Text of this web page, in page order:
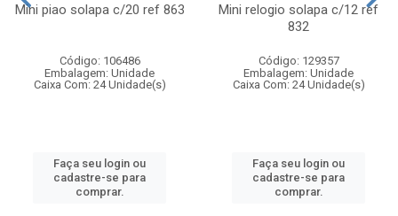
Mini piao solapa c/20 ref 863
Código: 106486
Embalagem: Unidade
Caixa Com: 24 Unidade(s)
Faça seu login ou
cadastre-se para
comprar.
Mini relogio solapa c/12 ref
832
Código: 129357
Embalagem: Unidade
Caixa Com: 24 Unidade(s)
Faça seu login ou
cadastre-se para
comprar.